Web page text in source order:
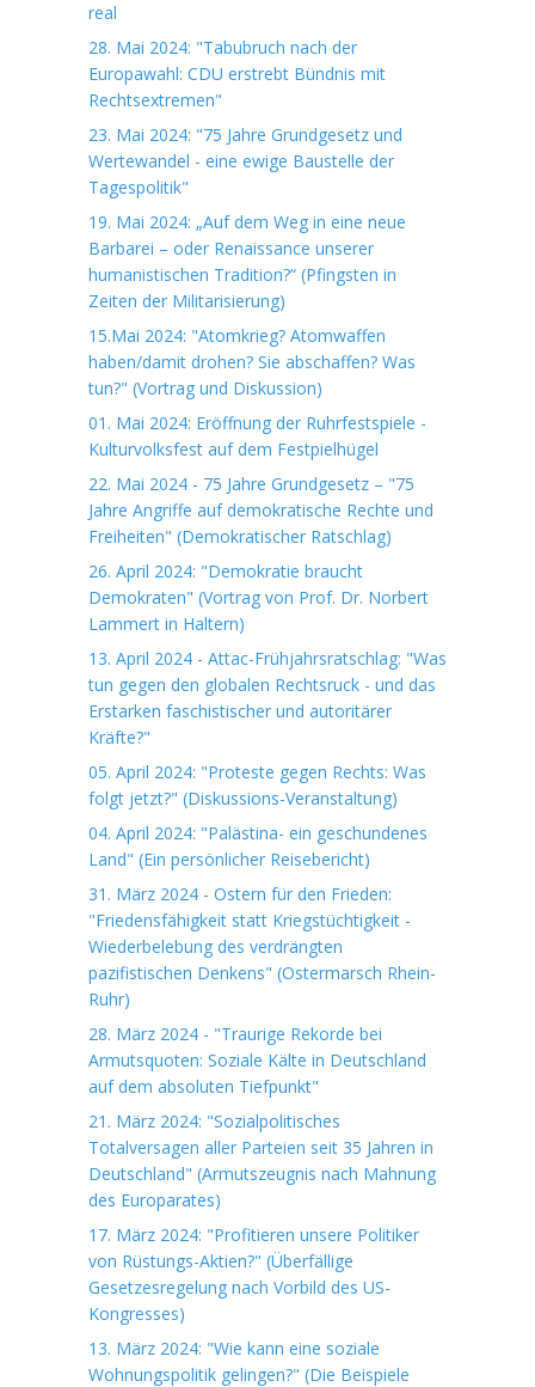
real
28. Mai 2024: "Tabubruch nach der
Europawahl: CDU erstrebt Bündnis mit
Rechtsextremen"
23. Mai 2024: "75 Jahre Grundgesetz und
Wertewandel - eine ewige Baustelle der
Tagespolitik"
19. Mai 2024: „Auf dem Weg in eine neue
Barbarei – oder Renaissance unserer
humanistischen Tradition?“ (Pfingsten in
Zeiten der Militarisierung)
15.Mai 2024: "Atomkrieg? Atomwaffen
haben/damit drohen? Sie abschaffen? Was
tun?" (Vortrag und Diskussion)
01. Mai 2024: Eröffnung der Ruhrfestspiele -
Kulturvolksfest auf dem Festpielhügel
22. Mai 2024 - 75 Jahre Grundgesetz – "75
Jahre Angriffe auf demokratische Rechte und
Freiheiten" (Demokratischer Ratschlag)
26. April 2024: "Demokratie braucht
Demokraten" (Vortrag von Prof. Dr. Norbert
Lammert in Haltern)
13. April 2024 - Attac-Frühjahrsratschlag: "Was
tun gegen den globalen Rechtsruck - und das
Erstarken faschistischer und autoritärer
Kräfte?"
05. April 2024: "Proteste gegen Rechts: Was
folgt jetzt?" (Diskussions-Veranstaltung)
04. April 2024: "Palästina- ein geschundenes
Land" (Ein persönlicher Reisebericht)
31. März 2024 - Ostern für den Frieden:
"Friedensfähigkeit statt Kriegstüchtigkeit -
Wiederbelebung des verdrängten
pazifistischen Denkens" (Ostermarsch Rhein-
Ruhr)
28. März 2024 - "Traurige Rekorde bei
Armutsquoten: Soziale Kälte in Deutschland
auf dem absoluten Tiefpunkt"
21. März 2024: "Sozialpolitisches
Totalversagen aller Parteien seit 35 Jahren in
Deutschland" (Armutszeugnis nach Mahnung
des Europarates)
17. März 2024: "Profitieren unsere Politiker
von Rüstungs-Aktien?" (Überfällige
Gesetzesregelung nach Vorbild des US-
Kongresses)
13. März 2024: "Wie kann eine soziale
Wohnungspolitik gelingen?" (Die Beispiele